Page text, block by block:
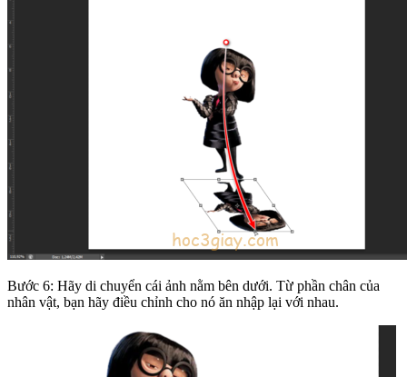
Bước 6: Hãy di chuyển cái ảnh nằm bên dưới. Từ phần chân của
nhân vật, bạn hãy điều chỉnh cho nó ăn nhập lại với nhau.